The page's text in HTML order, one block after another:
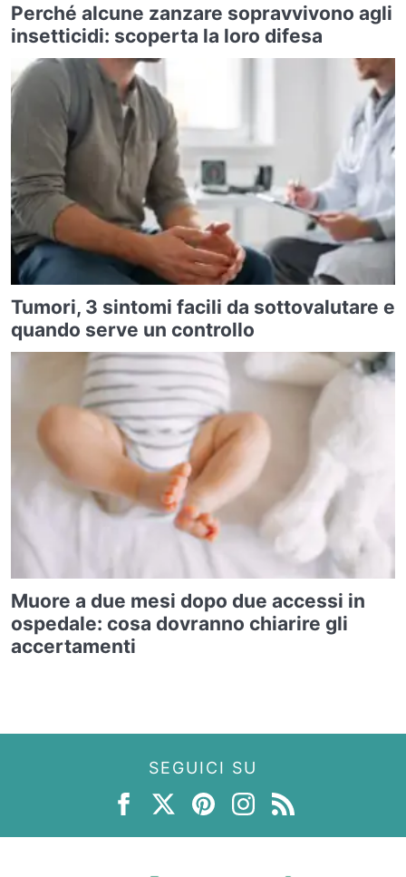
Perché alcune zanzare sopravvivono agli
insetticidi: scoperta la loro difesa
Tumori, 3 sintomi facili da sottovalutare e
quando serve un controllo
Muore a due mesi dopo due accessi in
ospedale: cosa dovranno chiarire gli
accertamenti
SEGUICI SU